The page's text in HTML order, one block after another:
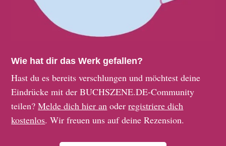
Wie hat dir das Werk gefallen?
Hast du es bereits verschlungen und möchtest deine
Eindrücke mit der BUCHSZENE.DE-Community
teilen?Melde dich hier an oderregistriere dich
kostenlos. Wir freuen uns auf deine Rezension.